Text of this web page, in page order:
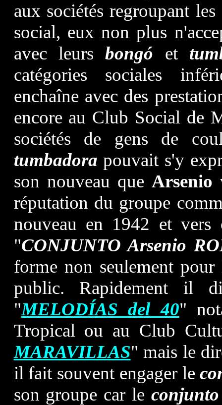
aux sociétés regroupant
social, eux non plus
avec leursbongó et
catégories sociales
enchaîne avec des
encore au Club Social de
sociétés de gens de
tumbadora pouvait s'y
son nouveau que Arsenio
réputation du groupe
nouveau en 1942 et vers
"CONJUNTO Arsenio
forme non seulement pour
public. Rapidement il
"MELODÍAS del 40"
Tropical ou au Club
MARAVILLAS" mais le
il fait souvent engager le
son groupe car le conjunto